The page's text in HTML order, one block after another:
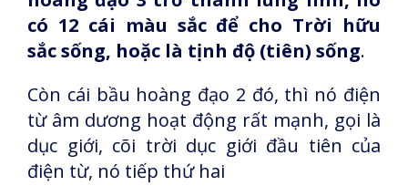
có 12 cái màu sắc để cho Trời hữu
sắc sống, hoặc là tịnh độ (tiên) sống.
Còn cái bầu hoàng đạo 2 đó, thì nó điện
từ âm dương hoạt động rất mạnh, gọi là
dục giới, cõi trời dục giới đầu tiên của
điện từ, nó tiếp thứ hai